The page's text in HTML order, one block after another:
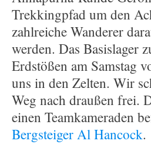
Trekkingpfad um den
zahlreiche Wanderer
werden. Das Basislager
Erdstößen am Samstag
uns in den Zelten. Wir
Weg nach draußen frei.
einen Teamkameraden
Bergsteiger Al Hancock.